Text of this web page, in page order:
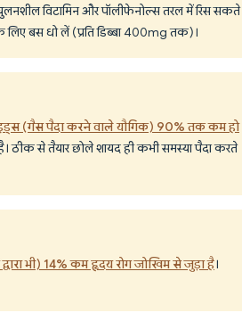
विटामिन और पॉलीफेनोल्स तरल में रिस सकते
लिए बस धो लें (प्रति डिब्बा 400mg तक)।
(गैस पैदा करने वाले यौगिक) 90% तक कम हो
ठीक से तैयार छोले शायद ही कभी समस्या पैदा करते
भी) 14% कम हृदय रोग जोखिम से जुड़ा है।